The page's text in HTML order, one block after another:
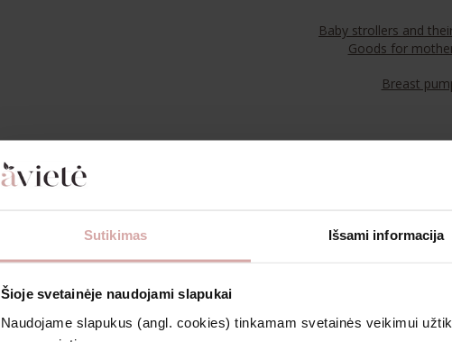
Sutikimas Išsami informacija
Šioje svetainėje naudojami slapukai
Naudojame slapukus (angl. cookies) tinkamam svetainės veikimui
Baby strollers and
Goods for
Breast
Cosmetics &
Clothing